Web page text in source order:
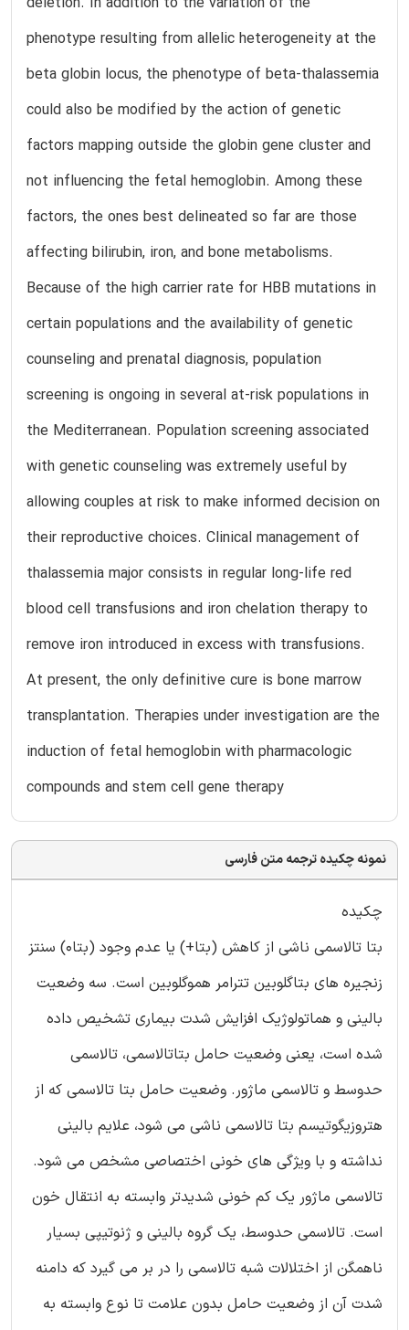
phenotype resulting from allelic heterogeneity at the
beta globin locus, the phenotype of beta-thalassemia
could also be modified by the action of genetic
factors mapping outside the globin gene cluster and
not influencing the fetal hemoglobin. Among these
factors, the ones best delineated so far are those
affecting bilirubin, iron, and bone metabolisms.
Because of the high carrier rate for HBB mutations in
certain populations and the availability of genetic
counseling and prenatal diagnosis, population
screening is ongoing in several at-risk populations in
the Mediterranean. Population screening associated
with genetic counseling was extremely useful by
allowing couples at risk to make informed decision on
their reproductive choices. Clinical management of
thalassemia major consists in regular long-life red
blood cell transfusions and iron chelation therapy to
remove iron introduced in excess with transfusions.
At present, the only definitive cure is bone marrow
transplantation. Therapies under investigation are the
induction of fetal hemoglobin with pharmacologic
compounds and stem cell gene therapy
نمونه چکیده ترجمه متن فارسی
چکیده
بتا تالاسمی ناشی از کاهش (بتا+) یا عدم وجود (بتا0) سنتز
زنجیره های بتاگلوبین تترامر هموگلوبین است. سه وضعیت
بالینی و هماتولوژیک افزایش شدت بیماری تشخیص داده
شده است، یعنی وضعیت حامل بتاتالاسمی، تالاسمی
حدوسط و تالاسمی ماژور. وضعیت حامل بتا تالاسمی که از
هتروزیگوتیسم بتا تالاسمی ناشی می شود، علایم بالینی
نداشته و با ویژگی های خونی اختصاصی مشخص می شود.
تالاسمی ماژور یک کم خونی شدیدتر وابسته به انتقال خون
است. تالاسمی حدوسط، یک گروه بالینی و ژنوتیپی بسیار
ناهمگن از اختلالات شبه تالاسمی را در بر می گیرد که دامنه
شدت آن از وضعیت حامل بدون علامت تا نوع وابسته به